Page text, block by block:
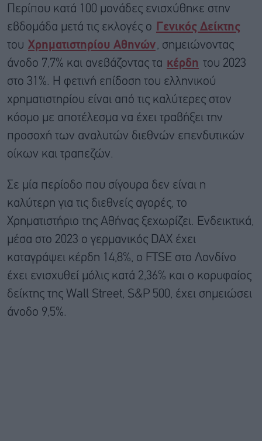
Περίπου κατά 100 μονάδες ενισχύθηκε στην
εβδομάδα μετά τις εκλογές ο
Γενικός Δείκτης
του Χρηματιστηρίου Αθηνών, σημειώνοντας
άνοδο 7,7% και ανεβάζοντας τα κέρδη του 2023
στο 31%. Η φετινή επίδοση του ελληνικού
χρηματιστηρίου είναι από τις καλύτερες στον
κόσμο με αποτέλεσμα να έχει τραβήξει την
προσοχή των αναλυτών διεθνών επενδυτικών
οίκων και τραπεζών.
Σε μία περίοδο που σίγουρα δεν είναι η
καλύτερη για τις διεθνείς αγορές, το
Χρηματιστήριο της Αθήνας ξεχωρίζει. Ενδεικτικά,
μέσα στο 2023 ο γερμανικός DAX έχει
καταγράψει κέρδη 14,8%, ο FTSE στο Λονδίνο
έχει ενισχυθεί μόλις κατά 2,36% και ο κορυφαίος
δείκτης της Wall Street, S&P 500, έχει σημειώσει
άνοδο 9,5%.